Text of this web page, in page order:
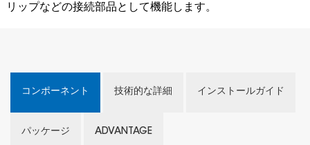
リップなどの接続部品として機能します。
コンポーネント 技術的な詳細 インストールガイド
パッケージ ADVANTAGE